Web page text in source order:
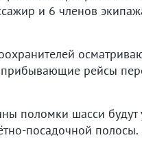
и 6 членов
рейсы
поломки шасси будут
посадочной полосы.